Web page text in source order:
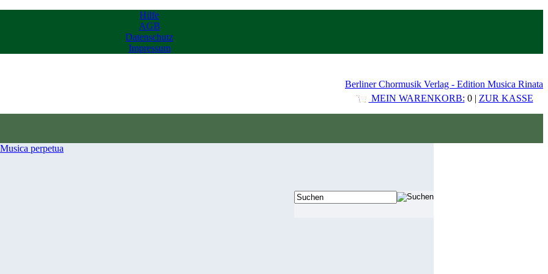
Hilfe
AGB
Datenschutz
Impressum
Berliner Chormusik Verlag - Edition Musica Rinata
MEIN WARENKORB: 0 | ZUR KASSE
Musica perpetua